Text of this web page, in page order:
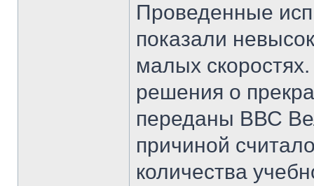
Проведенные
показали
малых
решения о
переданы ВВС
причиной
количества